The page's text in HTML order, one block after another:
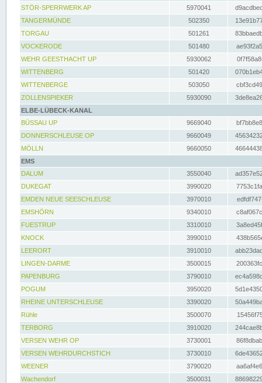
STÖR-SPERRWERK AP 5970041
TANGERMÜNDE
502350
TORGAU
501261
VOCKERODE
501480
WEHR GEESTHACHT UP
5930062
WITTENBERG
501420
WITTENBERGE
503050
ZOLLENSPIEKER
5930090
ELBE-LÜBECK-KANAL
BÜSSAU UP
9669040
DONNERSCHLEUSE OP
9660049
MÖLLN
9660050
EMS
DALUM
3550040
DUKEGAT
3990020
EMDEN NEUE SEESCHLEUSE
3970010
EMSHÖRN
9340010
FUESTRUP
3310010
KNOCK
3990010
LEERORT
3910010
LINGEN-DARME
3500015
PAPENBURG
3790010
POGUM
3950020
RHEINE UNTERSCHLEUSE
3390020
Rühle
3500070
TERBORG
3910020
VERSEN WEHR OP
3730001
VERSEN WEHRDURCHSTICH
3730010
WEENER
3790020
Wachendorf
3500031